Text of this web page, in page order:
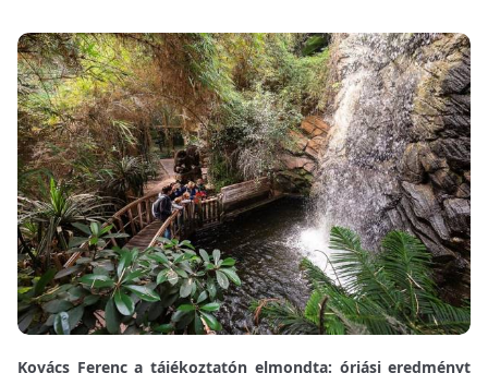
Kovács Ferenc a tájékoztatón elmondta: óriási eredményt